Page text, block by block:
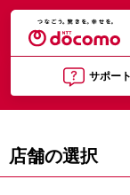
サポート
店舗の選択